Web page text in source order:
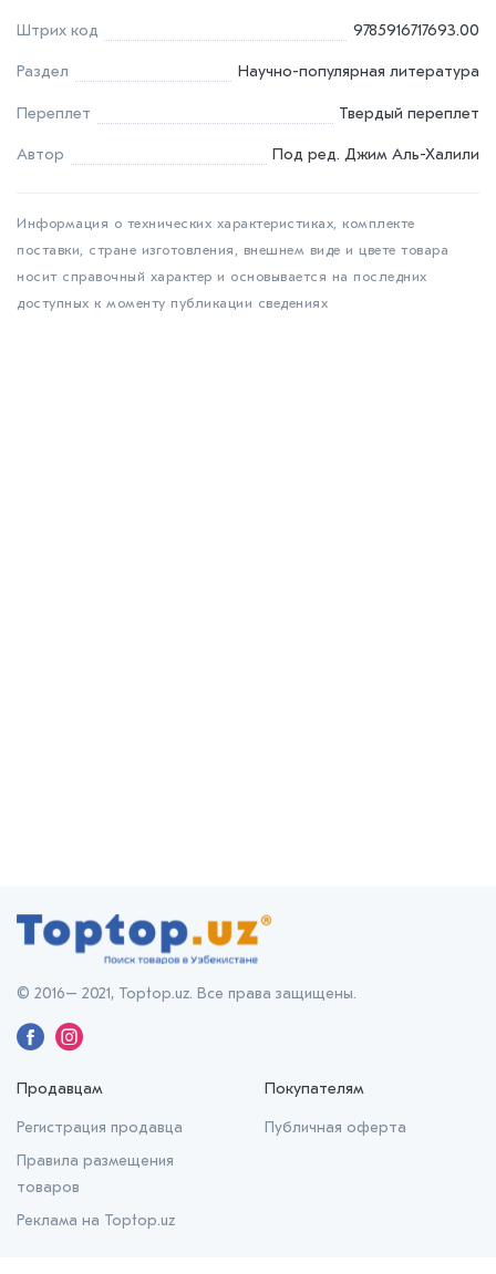
Штрих код 9785916717693.00
Раздел Научно-популярная литература
Переплет Твердый переплет
Автор Под ред. Джим Аль-Халили
Информация о технических характеристиках, комплекте
поставки, стране изготовления, внешнем виде и цвете товара
носит справочный характер и основывается на последних
доступных к моменту публикации сведениях
Продавцам
Регистрация продавца
Правила размещения
товаров
Реклама на Toptop.uz
Покупателям
Публичная оферта
© 2016– 2021, Toptop.uz. Все права защищены.